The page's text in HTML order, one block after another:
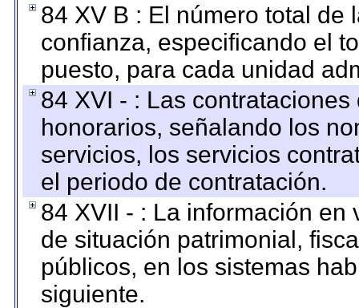
84 XV B : El número total de
confianza, especificando el
puesto, para cada unidad
84 XVI - : Las
honorarios, señalando los
servicios, los servicios
el periodo de contratación.
84 XVII - : La información
de situación patrimonial,
públicos, en los sistemas
siguiente.